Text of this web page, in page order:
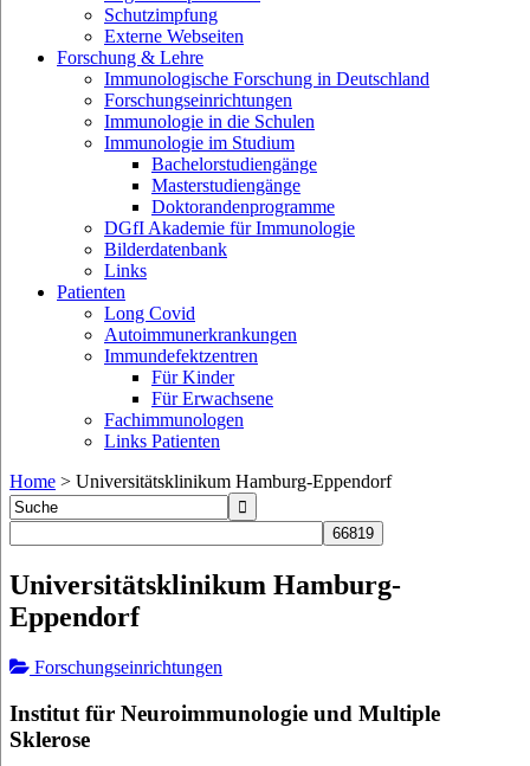
Schutzimpfung
Externe Webseiten
Forschung & Lehre
Immunologische Forschung in Deutschland
Forschungseinrichtungen
Immunologie in die Schulen
Immunologie im Studium
Bachelorstudiengänge
Masterstudiengänge
Doktorandenprogramme
DGfI Akademie für Immunologie
Bilderdatenbank
Links
Patienten
Long Covid
Autoimmunerkrankungen
Immundefektzentren
Für Kinder
Für Erwachsene
Fachimmunologen
Links Patienten
Home > Universitätsklinikum Hamburg-Eppendorf
Universitätsklinikum Hamburg-
Eppendorf
Forschungseinrichtungen
Institut für Neuroimmunologie und Multiple
Sklerose